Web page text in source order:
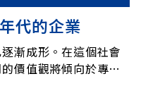
代的企業
漸成形。在這個社會
價值觀將傾向於專業